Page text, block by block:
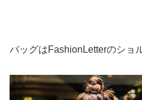
バッグはFashionLetterのショ